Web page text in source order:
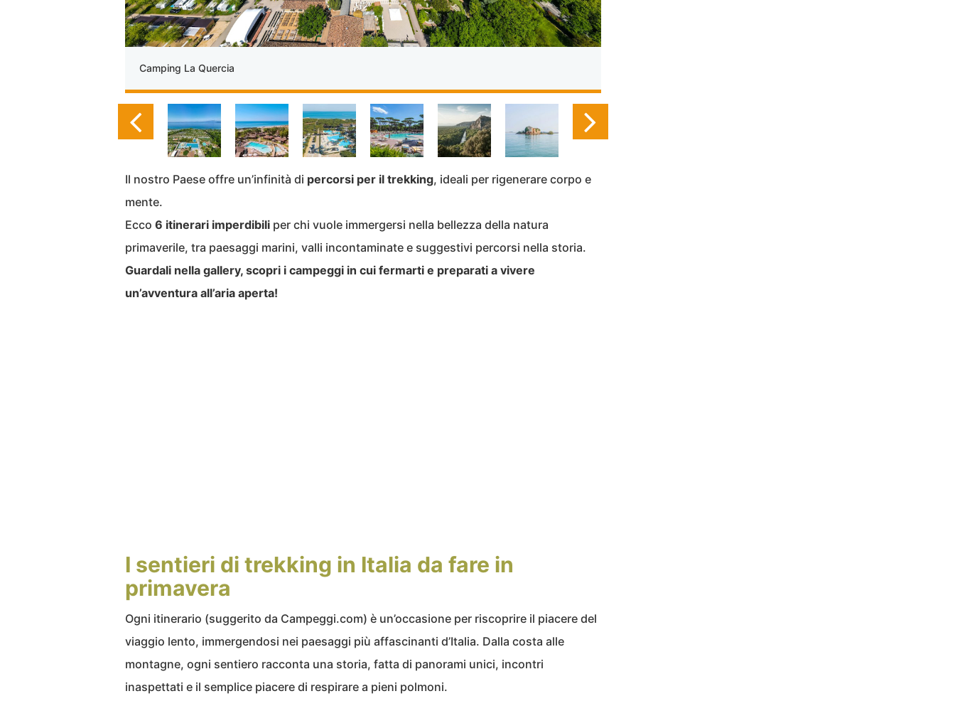
Camping La Quercia
Il nostro Paese offre un’infinità di percorsi per il trekking, ideali per rigenerare corpo e
mente.
Ecco 6 itinerari imperdibili per chi vuole immergersi nella bellezza della natura
primaverile, tra paesaggi marini, valli incontaminate e suggestivi percorsi nella storia.
Guardali nella gallery, scopri i campeggi in cui fermarti e preparati a vivere
un’avventura all’aria aperta!
I sentieri di trekking in Italia da fare in
primavera
Ogni itinerario (suggerito da Campeggi.com) è un’occasione per riscoprire il piacere del
viaggio lento, immergendosi nei paesaggi più affascinanti d’Italia. Dalla costa alle
montagne, ogni sentiero racconta una storia, fatta di panorami unici, incontri
inaspettati e il semplice piacere di respirare a pieni polmoni.